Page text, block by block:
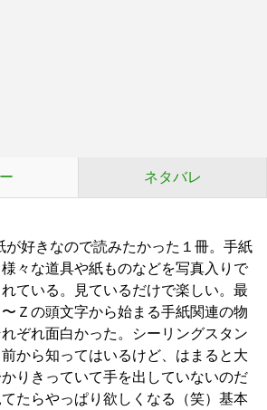
ネタバレ
が好きなので読みたかった１冊。手紙
々な道具や紙ものなどを写真入りで
ている。見ているだけで楽しい。最
Ｚの頭文字から始まる手紙関連の物
ぞれ面白かった。シーリングスタン
から知ってはいるけど、はまると大
りきっていて手を出していないのだ
たらやっぱり欲しくなる（笑）基本